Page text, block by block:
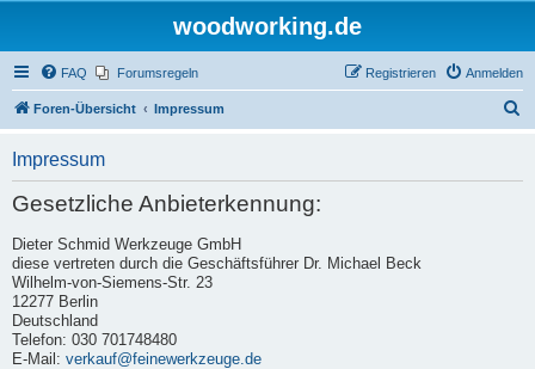
woodworking.de
FAQ Forumsregeln Anmelden
Registrieren
Foren-Übersicht Impressum
Impressum
Gesetzliche Anbieterkennung:
Dieter Schmid Werkzeuge GmbH
diese vertreten durch die Geschäftsführer Dr. Michael Beck
Wilhelm-von-Siemens-Str. 23
12277 Berlin
Deutschland
Telefon: 030 701748480
E-Mail: verkauf@feinewerkzeuge.de